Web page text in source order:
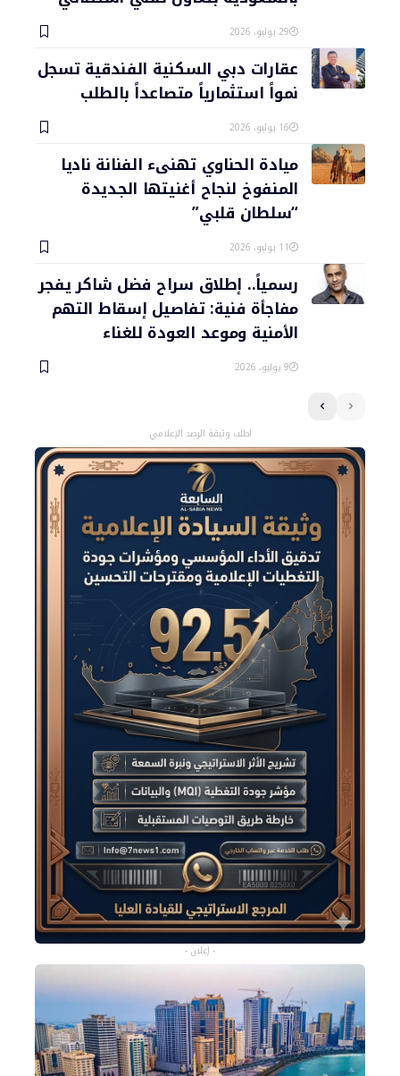
29 يوليو، 2026
عقارات دبي السكنية الفندقية تسجل
نمواً استثمارياً متصاعداً بالطلب
16 يوليو، 2026
ميادة الحناوي تهنىء الفنانة ناديا
المنفوخ لنجاح أغنيتها الجديدة
“سلطان قلبي”
11 يوليو، 2026
رسمياً.. إطلاق سراح فضل شاكر يفجر
مفاجأة فنية: تفاصيل إسقاط التهم
الأمنية وموعد العودة للغناء
9 يوليو، 2026
اطلب وثيقة الرصد الإعلامي
- إعلان -